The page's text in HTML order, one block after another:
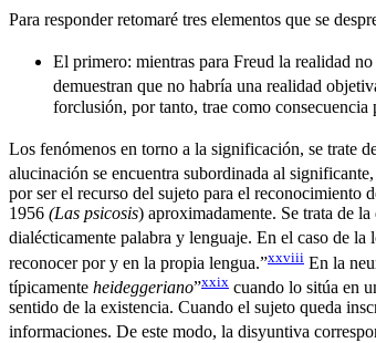
Para responder retomaré tres elementos que se
El primero: mientras para Freud la realidad
demuestran que no habría una realidad
forclusión, por tanto, trae como
Los fenómenos en torno a la significación, se trate
alucinación se encuentra subordinada al
por ser el recurso del sujeto para el reconocimiento
1956 (Las psicosis) aproximadamente. Se trata de
dialécticamente palabra y lenguaje. En el caso de la
reconocer por y en la propia lengua.”xxviii En la
típicamente heideggeriano”xxix cuando lo sitúa en
sentido de la existencia. Cuando el sujeto queda
informaciones. De este modo, la disyuntiva